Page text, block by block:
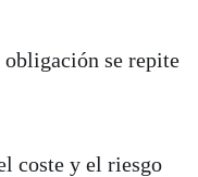
obligación se repite
coste y el riesgo